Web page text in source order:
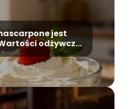
jest
odżywcze i